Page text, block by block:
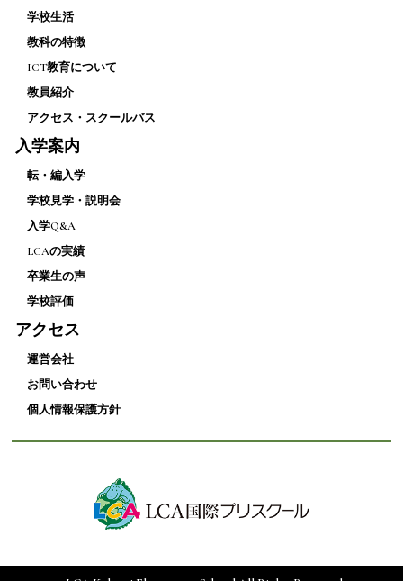
学校生活
教科の特徴
ICT教育について
教員紹介
アクセス・スクールバス
入学案内
転・編入学
学校見学・説明会
入学Q&A
LCAの実績
卒業生の声
学校評価
アクセス
運営会社
お問い合わせ
個人情報保護方針